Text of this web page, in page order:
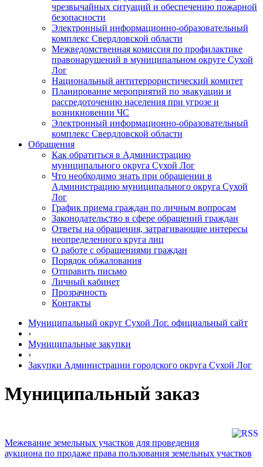
чрезвычайных ситуаций и обеспечению пожарной
безопасности
Электронный информационно-образовательный
комплекс Cвердловской области
Межведомственная комиссия по профилактике
правонарушений в муниципальном округе Сухой
Лог
Национальный антитеррористический комитет
Планирование мероприятий по эвакуации и
рассредоточению населения при угрозе и
возникновении ЧС
Электронный информационно-образовательный
комплекс Свердловской области
Обращения
Как обратиться в Администрацию
муниципального округа Сухой Лог
Что необходимо знать при обращении в
Администрацию муниципального округа Сухой
Лог
График приема граждан по личным вопросам
Законодательство в сфере обращений граждан
Ответы на обращения, затрагивающие интересы
неопределенного круга лиц
О работе с обращениями граждан
Порядок обжалования
Отправить письмо
Личный кабинет
Прозрачность
Контакты
Муниципальный округ Сухой Лог. официальный сайт
›
Муниципальные закупки
›
Закупки Администрации городского округа Сухой Лог
Муниципальный заказ
Межевание земельных участков для проведения
аукциона по продаже права пользования земельных участков